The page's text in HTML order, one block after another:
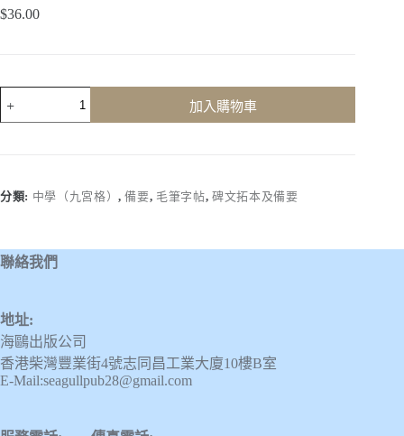
$36.00
量
加入購物車
分類: 中學（九宮格）,備要, 毛筆字帖,碑文拓本及備要
聯絡我們
地址:
海鷗出版公司
香港柴灣豐業街4號志同昌工業大廈10樓B室
E-Mail:seagullpub28@gmail.com